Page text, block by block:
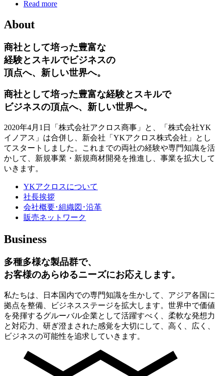
Read more
About
商社として培った豊富な
経験とスキルでビジネスの
頂点へ、新しい世界へ。
商社として培った豊富な経験とスキルで
ビジネスの頂点へ、新しい世界へ。
2020年4月1日「株式会社アクロス商事」と、「株式会社YK
イノアス」は合併し、新会社「YKアクロス株式会社」とし
てスタートしました。これまでの両社の経験や専門知識を活
かして、新規事業・新規商材開発を推進し、事業を拡大して
いきます。
YKアクロスについて
社長挨拶
会社概要･組織図･沿革
販売ネットワーク
Business
多種多様な製品群で、
お客様のあらゆるニーズにお応えします。
私たちは、日本国内での専門知識を生かして、アジア各国に
拠点を整備、ビジネスステージを拡大します。世界中で価値
を発揮するグルーバル企業として活躍すべく、柔軟な発想力
と対応力、研ぎ澄まされた感覚を大切にして、高く、広く、
ビジネスの可能性を追求していきます。